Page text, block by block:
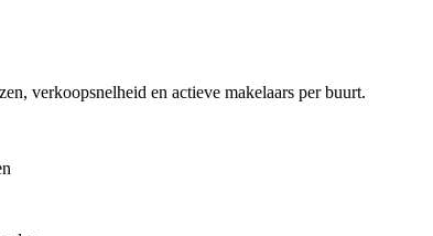
verkoopsnelheid en actieve makelaars per buurt.